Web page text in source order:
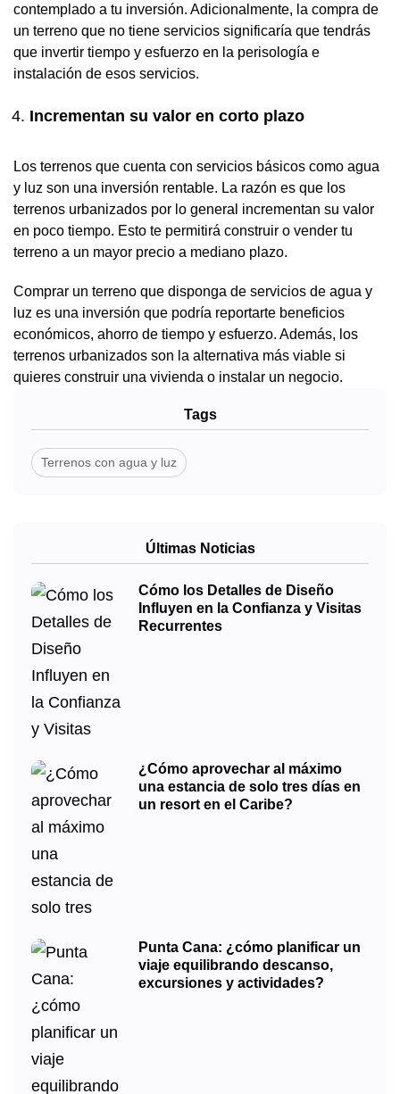
contemplado a tu inversión. Adicionalmente, la compra de
un terreno que no tiene servicios significaría que tendrás
que invertir tiempo y esfuerzo en la perisología e
instalación de esos servicios.
Incrementan su valor en corto plazo
Los terrenos que cuenta con servicios básicos como agua
y luz son una inversión rentable. La razón es que los
terrenos urbanizados por lo general incrementan su valor
en poco tiempo. Esto te permitirá construir o vender tu
terreno a un mayor precio a mediano plazo.
Comprar un terreno que disponga de servicios de agua y
luz es una inversión que podría reportarte beneficios
económicos, ahorro de tiempo y esfuerzo. Además, los
terrenos urbanizados son la alternativa más viable si
quieres construir una vivienda o instalar un negocio.
Tags
Terrenos con agua y luz
Últimas Noticias
Cómo los Detalles de Diseño
Influyen en la Confianza y Visitas
Recurrentes
¿Cómo aprovechar al máximo
una estancia de solo tres días en
un resort en el Caribe?
Punta Cana: ¿cómo planificar un
viaje equilibrando descanso,
excursiones y actividades?